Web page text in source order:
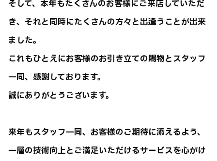
そして、本年もたくさんのお客様にご来店していただ
き、それと同時にたくさんの方々と出逢うことが出来
ました。
これもひとえにお客様のお引き立ての賜物とスタッフ
一同、感謝しております。
誠にありがとうございます。
来年もスタッフ一同、お客様のご期待に添えるよう、
一層の技術向上とご満足いただけるサービスを心がけ